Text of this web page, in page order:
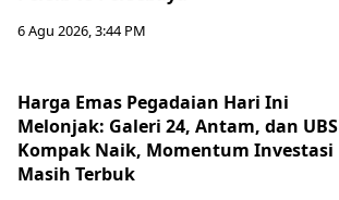
6 Agu 2026, 3:44 PM
Harga Emas Pegadaian Hari Ini
Melonjak: Galeri 24, Antam, dan UBS
Kompak Naik, Momentum Investasi
Masih Terbuk